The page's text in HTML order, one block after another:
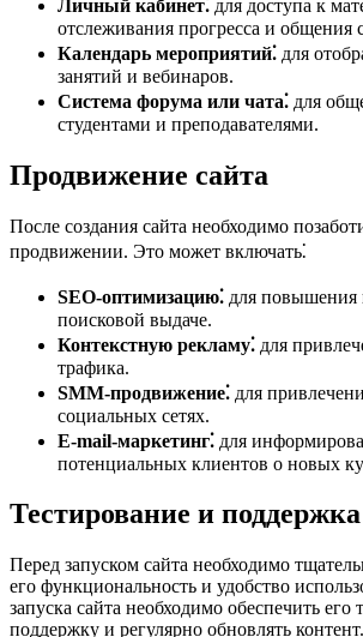
Личный кабинет⁚ для доступа к
отслеживания прогресса и общения
Календарь мероприятий⁚ для
занятий и вебинаров.
Система форума или чата⁚ для
студентами и преподавателями.
Продвижение сайта
После создания сайта необходимо
продвижении. Это может включать⁚
SEO-оптимизацию⁚ для повышения
поисковой выдаче.
Контекстную рекламу⁚ для
трафика.
SMM-продвижение⁚ для
социальных сетях.
E-mail-маркетинг⁚ для
потенциальных клиентов о новых
Тестирование и поддержка
Перед запуском сайта необходимо
его функциональность и удобство
запуска сайта необходимо обеспечить его
поддержку и регулярно обновлять контент.